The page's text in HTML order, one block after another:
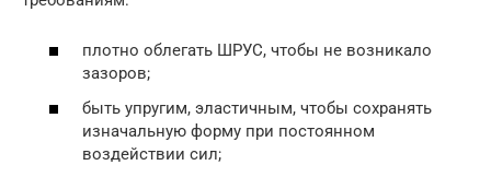
плотно облегать ШРУС, чтобы не возникало
зазоров;
быть упругим, эластичным, чтобы сохранять
изначальную форму при постоянном
воздействии сил;